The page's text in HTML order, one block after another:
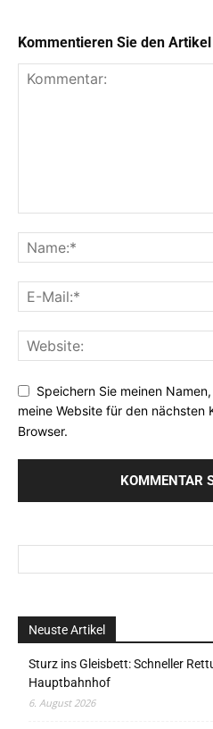
Kommentieren Sie den Artikel
Speichern Sie meinen
meine Website für den nächsten
Browser.
Neuste Artikel
Sturz ins Gleisbett: Schneller
Hauptbahnhof
6. August 2026